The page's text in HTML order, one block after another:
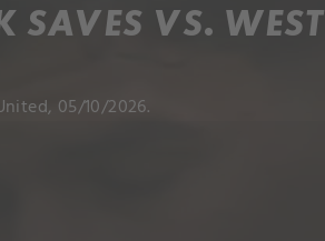
SAVES VS. WEST
05/10/2026.